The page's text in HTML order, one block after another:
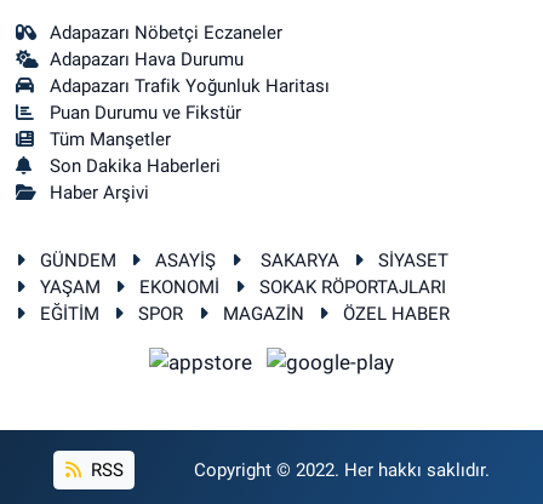
Adapazarı Nöbetçi Eczaneler
Adapazarı Hava Durumu
Adapazarı Trafik Yoğunluk Haritası
Puan Durumu ve Fikstür
Tüm Manşetler
Son Dakika Haberleri
Haber Arşivi
GÜNDEM ASAYİŞ SAKARYA
SİYASET
YAŞAM
EKONOMİ
SOKAK RÖPORTAJLARI
EĞİTİM
SPOR MAGAZİN ÖZEL HABER
RSS Copyright © 2022. Her hakkı saklıdır.